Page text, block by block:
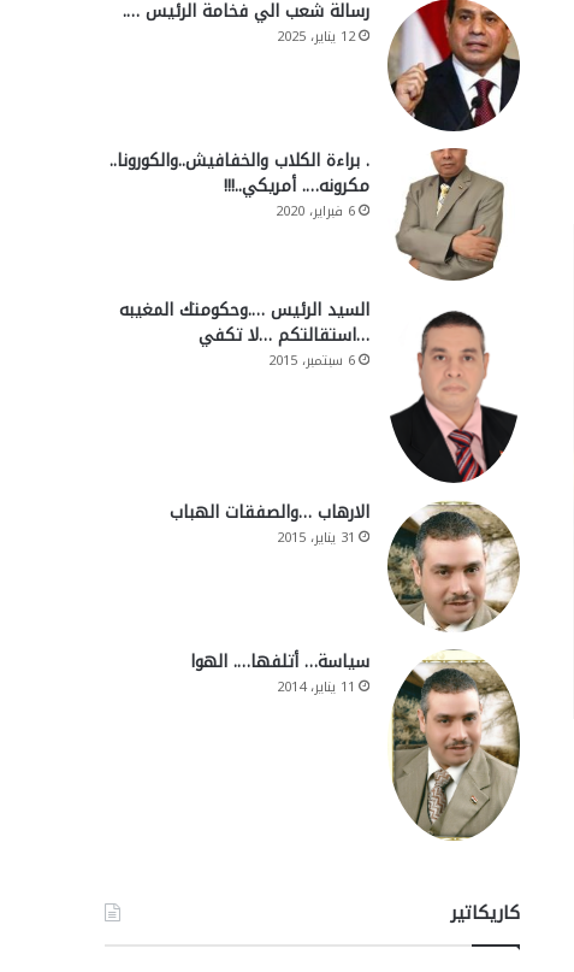
رسالة شعب الي فخامة الرئيس ….
12 يناير، 2025
. براءة الكلاب والخفافيش..والكورونا..
مكرونه…. أمريكي..!!!
6 فبراير، 2020
السيد الرئيس ….وحكومتك المغيبه
…استقالتكم …لا تكفي
6 سبتمبر، 2015
الارهاب …والصفقات الهباب
31 يناير، 2015
سياسة… أتلفها…. الهوا
11 يناير، 2014
كاريكاتير